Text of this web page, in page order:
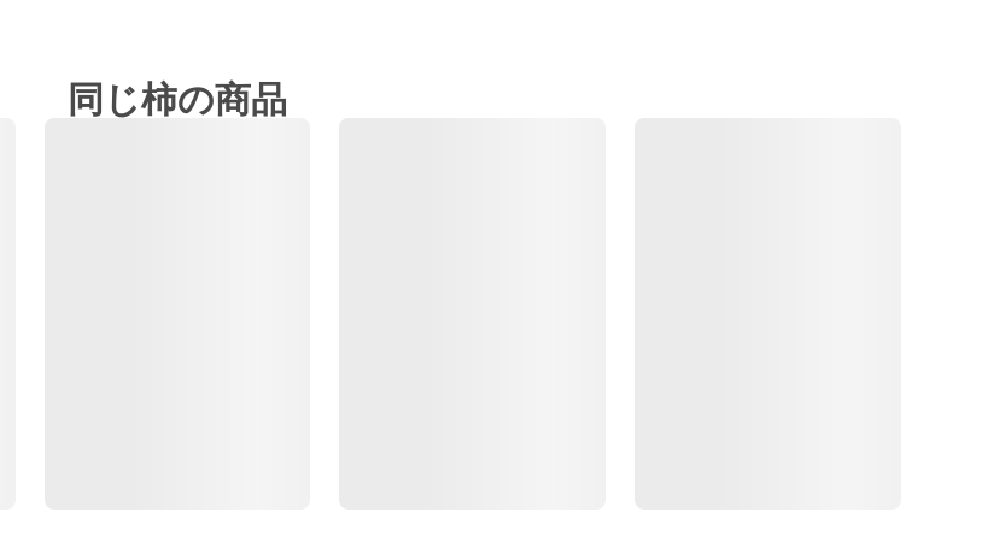
同じ柿の商品